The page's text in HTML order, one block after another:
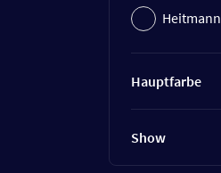
Heitmann
Hauptfarbe
Show